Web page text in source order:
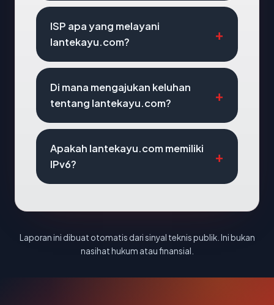
ISP apa yang melayani
lantekayu.com?
Di mana mengajukan keluhan
tentang lantekayu.com?
Apakah lantekayu.com memiliki
IPv6?
Laporan ini dibuat otomatis dari sinyal teknis publik. Ini bukan
nasihat hukum atau finansial.